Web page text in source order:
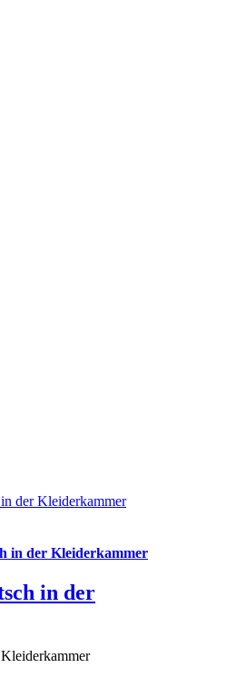
der Kleiderkammer
in der Kleiderkammer
in der